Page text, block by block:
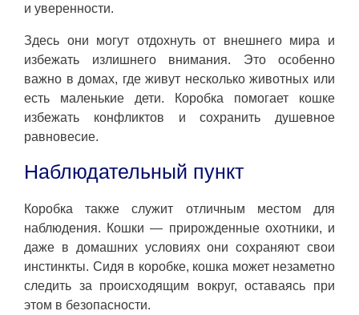
и уверенности.
Здесь они могут отдохнуть от внешнего мира и
избежать излишнего внимания. Это особенно
важно в домах, где живут несколько животных или
есть маленькие дети. Коробка помогает кошке
избежать конфликтов и сохранить душевное
равновесие.
Наблюдательный пункт
Коробка также служит отличным местом для
наблюдения. Кошки — прирожденные охотники, и
даже в домашних условиях они сохраняют свои
инстинкты. Сидя в коробке, кошка может незаметно
следить за происходящим вокруг, оставаясь при
этом в безопасности.